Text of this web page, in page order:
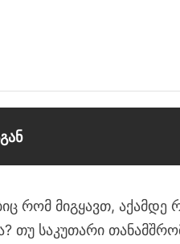
რომ მიგყავთ, აქამდე
თუ საკუთარი